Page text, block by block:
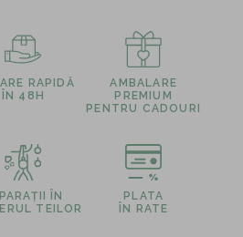
RAPIDĂ
ÎN 48H
AMBALARE
PREMIUM
PENTRU CADOURI
ÎN
TEILOR
PLATA
ÎN RATE